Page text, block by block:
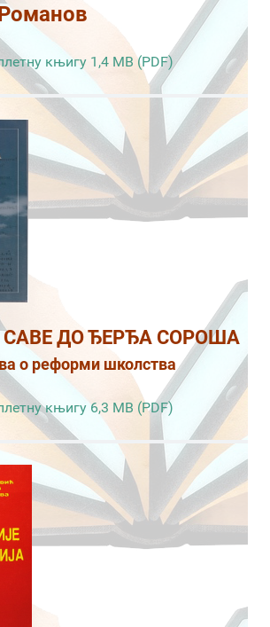
књигу 1,4 MB (PDF)
САВЕ ДО ЂЕРЂА СОРОША
о реформи школства
књигу 6,3 MB (PDF)